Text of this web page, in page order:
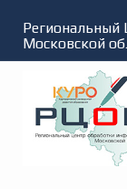
Московской